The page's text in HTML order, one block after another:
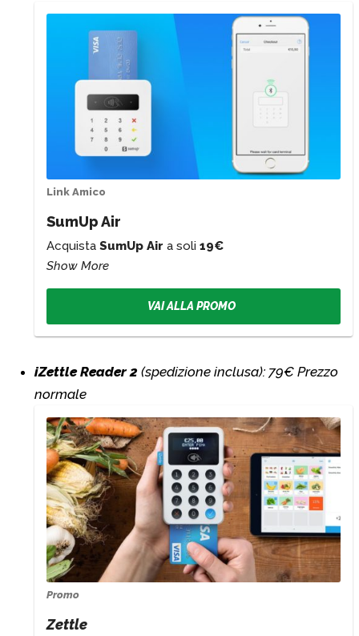
Link Amico
SumUp Air
Acquista SumUp Air a soli 19€
Show More
VAI ALLA PROMO
iZettle Reader 2 (spedizione inclusa): 79€ Prezzo
normale
Promo
Zettle